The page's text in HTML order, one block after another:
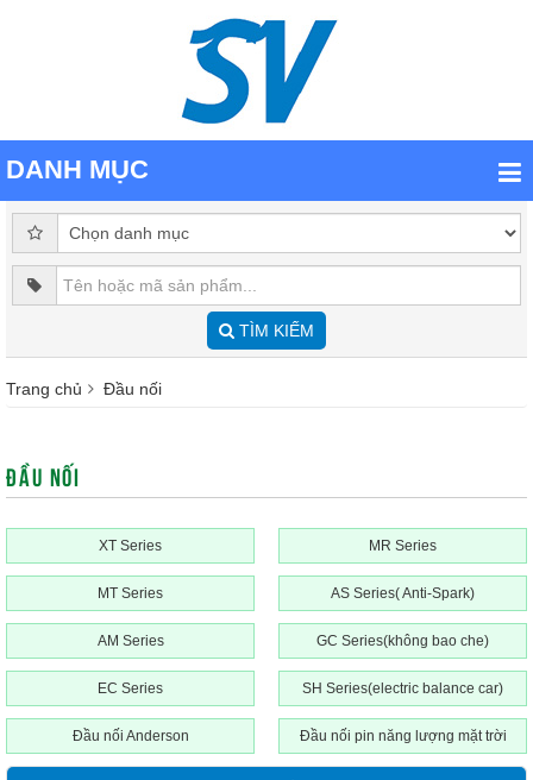
DANH MỤC
TÌM KIẾM
Trang chủ Đầu nối
ĐẦU NỐI
XT Series MR Series
MT Series AS Series( Anti-Spark)
AM Series GC Series(không bao che)
EC Series SH Series(electric balance car)
Đầu nối Anderson Đầu nối pin năng lượng mặt trời